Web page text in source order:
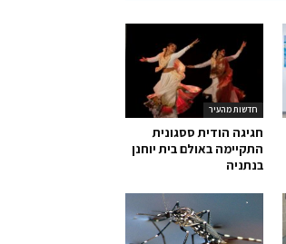
חדשות מהעיר
חגיגה הודית ססגונית
התקיימה באולם בית יוחנן
בנתניה